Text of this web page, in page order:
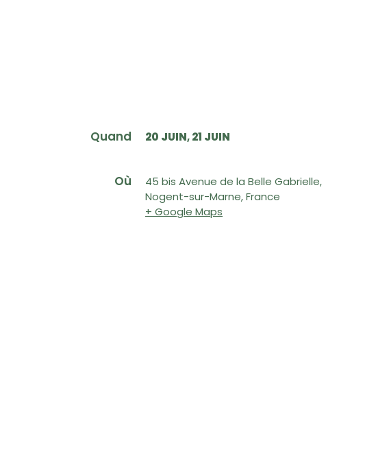
Quand 20 JUIN 21 JUIN
Où
45 bis Avenue de la Belle Gabrielle,
Nogent-sur-Marne, France
+ Google Maps